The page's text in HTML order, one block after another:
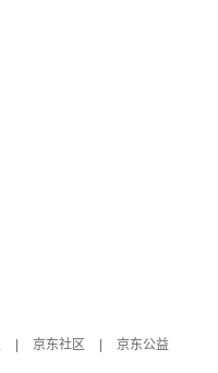
京东社区
京东公益